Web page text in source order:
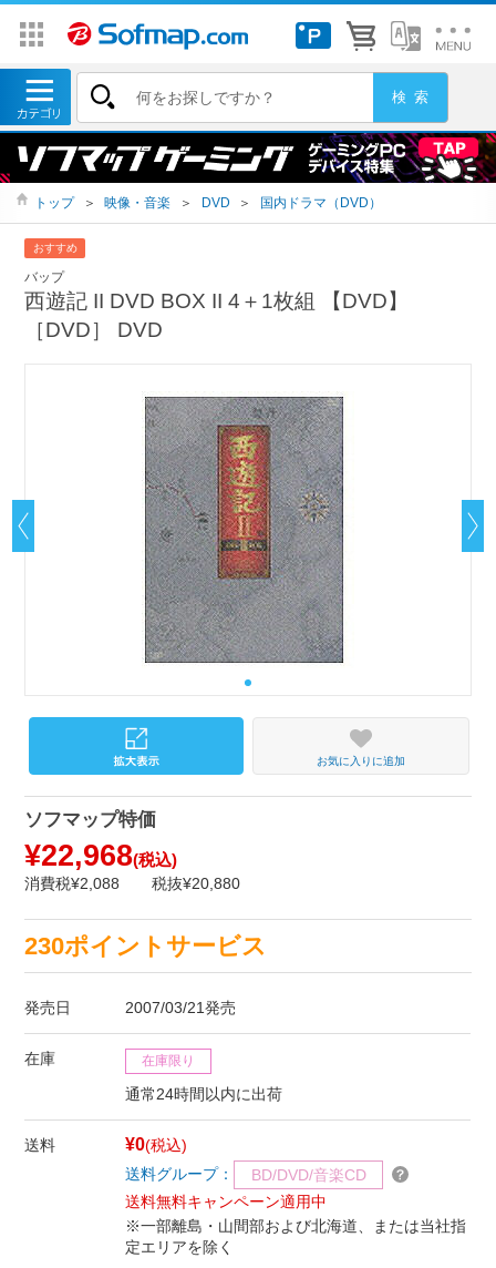
トップ ＞ 映像・音楽 ＞ DVD ＞ 国内ドラマ（DVD）
おすすめ
バップ
西遊記 II DVD BOX II 4＋1枚組 【DVD】
［DVD］ DVD
お気に入りに追加
ソフマップ特価
¥22,968(税込)
消費税¥2,088 税抜¥20,880
230ポイントサービス
発売日 2007/03/21発売
在庫 在庫限り
通常24時間以内に出荷
送料 ¥0(税込)
送料グループ：
BD/DVD/音楽CD
送料無料キャンペーン適用中
※一部離島・山間部および北海道、または当社指
定エリアを除く